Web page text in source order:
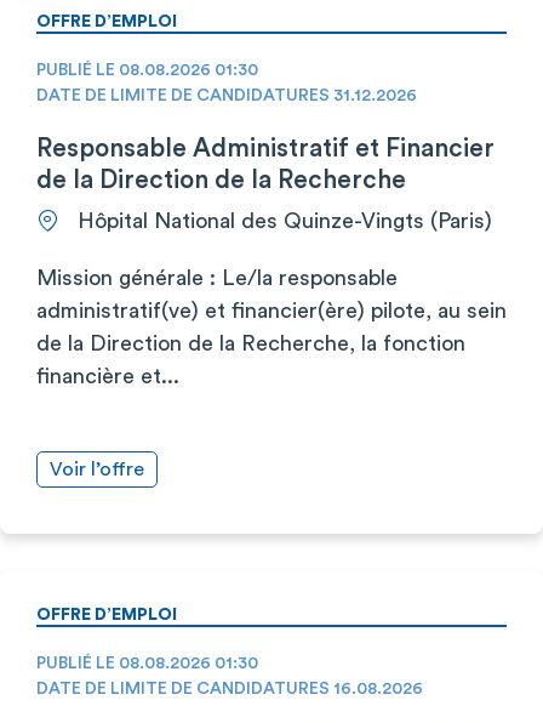
OFFRE D’EMPLOI
PUBLIÉ LE 08.08.2026 01:30
DATE DE LIMITE DE CANDIDATURES 31.12.2026
Responsable Administratif et Financier
de la Direction de la Recherche
Hôpital National des Quinze-Vingts (Paris)
Mission générale : Le/la responsable
administratif(ve) et financier(ère) pilote, au sein
de la Direction de la Recherche, la fonction
financière et...
Voir l’offre
OFFRE D’EMPLOI
PUBLIÉ LE 08.08.2026 01:30
DATE DE LIMITE DE CANDIDATURES 16.08.2026